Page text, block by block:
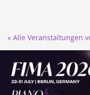
springen
« Alle Veranstaltungen